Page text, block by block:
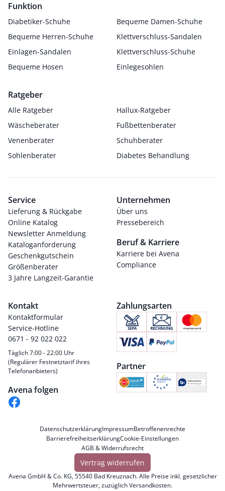
Funktion
Diabetiker-Schuhe
Bequeme Damen-Schuhe
Bequeme Herren-Schuhe
Klettverschluss-Sandalen
Einlagen-Sandalen
Klettverschluss-Schuhe
Bequeme Hosen
Einlegesohlen
Ratgeber
Alle Ratgeber
Hallux-Ratgeber
Wäscheberater
Fußbettenberater
Venenberater
Schuhberater
Sohlenberater
Diabetes Behandlung
Service
Lieferung & Rückgabe
Online Katalog
Newsletter Anmeldung
Kataloganforderung
Geschenkgutschein
Größenberater
3 Jahre Langzeit-Garantie
Unternehmen
Über uns
Pressebereich
Beruf & Karriere
Karriere bei Avena
Compliance
Kontakt
Kontaktformular
Service-Hotline
0671 - 92 022 022
Täglich 7:00 - 22:00 Uhr
(Regulärer Festnetztarif ihres
Telefonanbieters)
Avena folgen
Zahlungsarten
Partner
DatenschutzerklärungImpressumBetroffenenrechte
BarrierefreiheitserklärungCookie-Einstellungen
AGB & Widerrufsrecht
Vertrag widerrufen
Avena GmbH & Co. KG, 55540 Bad Kreuznach. Alle Preise inkl. gesetzlicher
Mehrwertsteuer, zuzüglichVersandkosten.